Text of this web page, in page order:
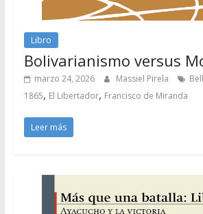
Libro
Bolivarianismo versus
marzo 24, 2026 Massiel Pirela
1865, El Libertador, Francisco de Miranda
Leer más